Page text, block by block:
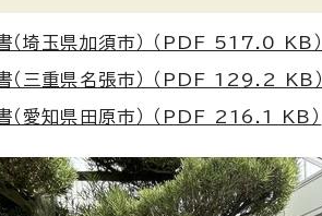
（埼玉県加須市） （PDF 517.0 KB）
（三重県名張市） （PDF 129.2 KB）
（愛知県田原市） （PDF 216.1 KB）